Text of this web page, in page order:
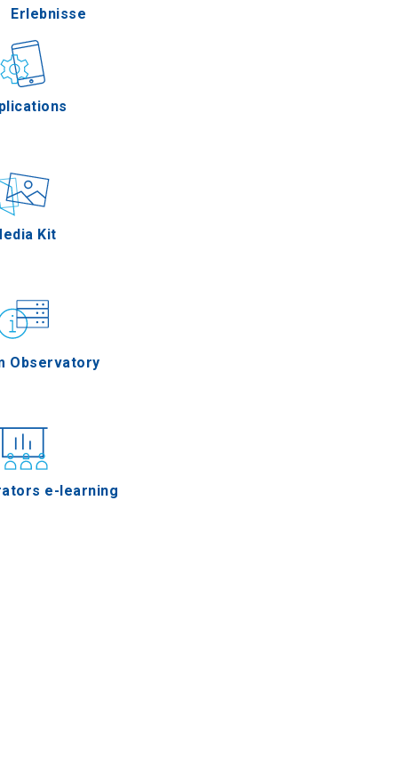
Gastronomie
Ereignisse
Kit
Observatory
e-learning
Erlebnisse